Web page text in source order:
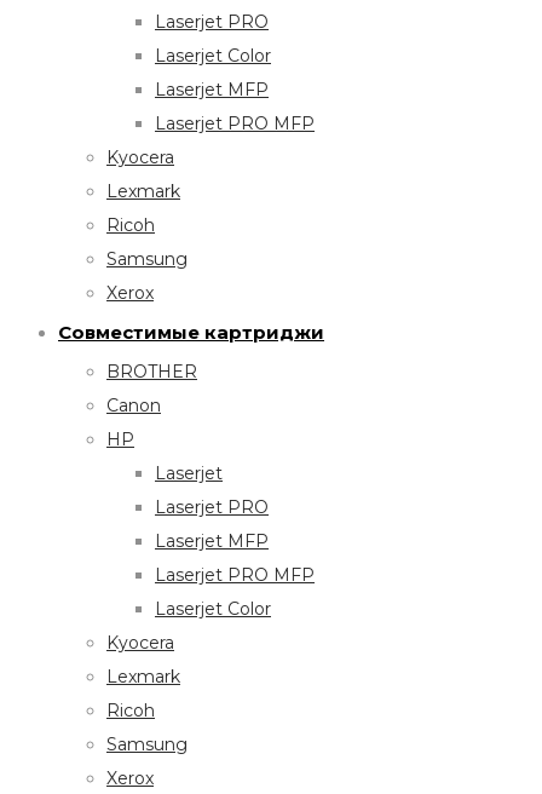
Laserjet PRO
Laserjet Color
Laserjet MFP
Laserjet PRO MFP
Kyocera
Lexmark
Ricoh
Samsung
Xerox
Совместимые картриджи
BROTHER
Canon
HP
Laserjet
Laserjet PRO
Laserjet MFP
Laserjet PRO MFP
Laserjet Color
Kyocera
Lexmark
Ricoh
Samsung
Xerox